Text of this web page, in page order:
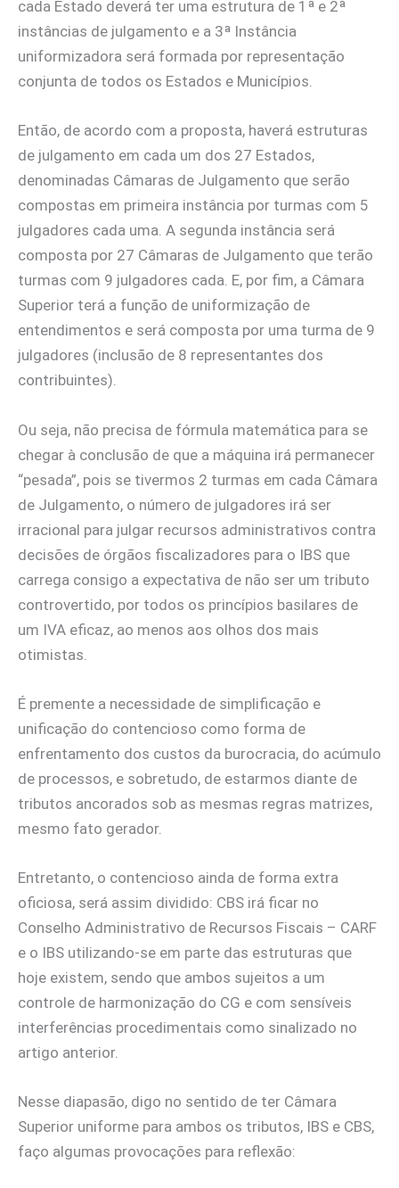
cada Estado deverá ter uma estrutura de 1ª e 2ª
instâncias de julgamento e a 3ª Instância
uniformizadora será formada por representação
conjunta de todos os Estados e Municípios.
Então, de acordo com a proposta, haverá estruturas
de julgamento em cada um dos 27 Estados,
denominadas Câmaras de Julgamento que serão
compostas em primeira instância por turmas com 5
julgadores cada uma. A segunda instância será
composta por 27 Câmaras de Julgamento que terão
turmas com 9 julgadores cada. E, por fim, a Câmara
Superior terá a função de uniformização de
entendimentos e será composta por uma turma de 9
julgadores (inclusão de 8 representantes dos
contribuintes).
Ou seja, não precisa de fórmula matemática para se
chegar à conclusão de que a máquina irá permanecer
“pesada”, pois se tivermos 2 turmas em cada Câmara
de Julgamento, o número de julgadores irá ser
irracional para julgar recursos administrativos contra
decisões de órgãos fiscalizadores para o IBS que
carrega consigo a expectativa de não ser um tributo
controvertido, por todos os princípios basilares de
um IVA eficaz, ao menos aos olhos dos mais
otimistas.
É premente a necessidade de simplificação e
unificação do contencioso como forma de
enfrentamento dos custos da burocracia, do acúmulo
de processos, e sobretudo, de estarmos diante de
tributos ancorados sob as mesmas regras matrizes,
mesmo fato gerador.
Entretanto, o contencioso ainda de forma extra
oficiosa, será assim dividido: CBS irá ficar no
Conselho Administrativo de Recursos Fiscais – CARF
e o IBS utilizando-se em parte das estruturas que
hoje existem, sendo que ambos sujeitos a um
controle de harmonização do CG e com sensíveis
interferências procedimentais como sinalizado no
artigo anterior.
Nesse diapasão, digo no sentido de ter Câmara
Superior uniforme para ambos os tributos, IBS e CBS,
faço algumas provocações para reflexão: